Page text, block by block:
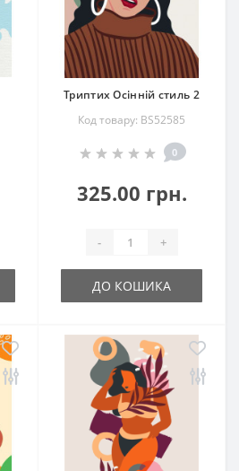
Триптих Осінній стиль 2
Код товару: BS52585
0
325.00 грн.
- +
ДО КОШИКА